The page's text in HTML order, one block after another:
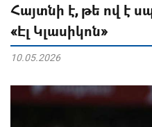
Հայտնի է, թե ով է
«Էլ Կլասիկոն»
10.05.2026